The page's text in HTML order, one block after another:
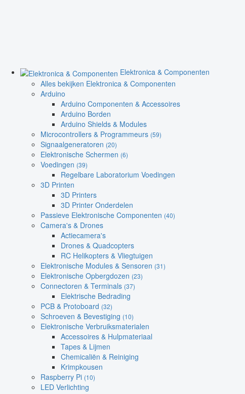
Elektronica & Componenten
Alles bekijken Elektronica & Componenten
Arduino
Arduino Componenten & Accessoires
Arduino Borden
Arduino Shields & Modules
Microcontrollers & Programmeurs (59)
Signaalgeneratoren (20)
Elektronische Schermen (6)
Voedingen (39)
Regelbare Laboratorium Voedingen
3D Printen
3D Printers
3D Printer Onderdelen
Passieve Elektronische Componenten (40)
Camera's & Drones
Actiecamera's
Drones & Quadcopters
RC Helikopters & Vliegtuigen
Elektronische Modules & Sensoren (31)
Elektronische Opbergdozen (23)
Connectoren & Terminals (37)
Elektrische Bedrading
PCB & Protoboard (32)
Schroeven & Bevestiging (10)
Elektronische Verbruiksmaterialen
Accessoires & Hulpmateriaal
Tapes & Lijmen
Chemicaliën & Reiniging
Krimpkousen
Raspberry Pi (10)
LED Verlichting